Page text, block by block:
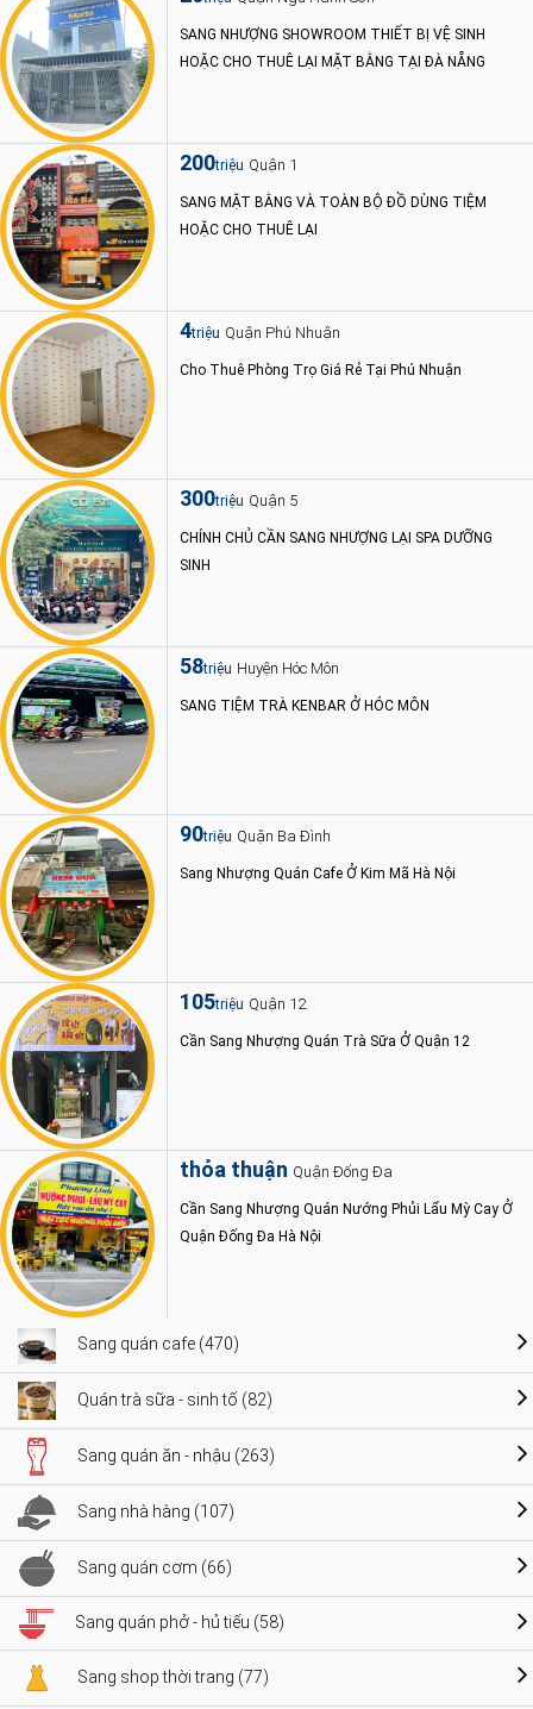
SANG NHƯỢNG SHOWROOM THIẾT BỊ VỆ SINH
HOẶC CHO THUÊ LẠI MẶT BẰNG TẠI ĐÀ NẴNG
200triệu Quận 1
SANG MẶT BẰNG VÀ TOÀN BỘ ĐỒ DÙNG TIỆM
HOẶC CHO THUÊ LẠI
4triệu Quận Phú Nhuận
Cho Thuê Phòng Trọ Giá Rẻ Tại Phú Nhuận
300triệu Quận 5
CHÍNH CHỦ CẦN SANG NHƯỢNG LẠI SPA DƯỠNG
SINH
58triệu Huyện Hóc Môn
SANG TIỆM TRÀ KENBAR Ở HÓC MÔN
90triệu Quận Ba Đình
Sang Nhượng Quán Cafe Ở Kim Mã Hà Nội
105triệu Quận 12
Cần Sang Nhượng Quán Trà Sữa Ở Quận 12
thỏa thuận Quận Đống Đa
Cần Sang Nhượng Quán Nướng Phủi Lẩu Mỳ Cay Ở
Quận Đống Đa Hà Nội
Sang quán cafe (470)
Quán trà sữa - sinh tố (82)
Sang quán ăn - nhậu (263)
Sang nhà hàng (107)
Sang quán cơm (66)
Sang quán phở - hủ tiếu (58)
Sang shop thời trang (77)